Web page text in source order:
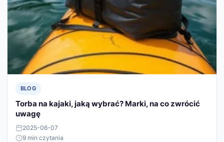
BLOG
Torba na kajaki, jaką wybrać? Marki, na co zwrócić
uwagę
2025-06-07
9 min czytania